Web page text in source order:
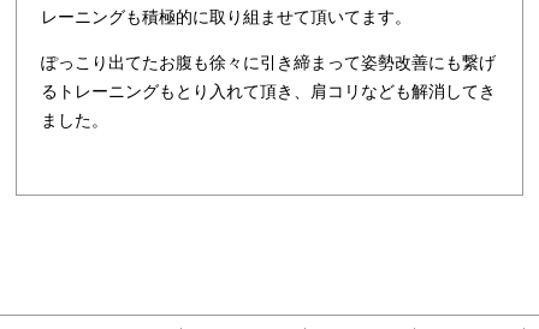
レーニングも積極的に取り組ませて頂いてます。
ぽっこり出てたお腹も徐々に引き締まって姿勢改善にも繋げ
るトレーニングもとり入れて頂き、肩コリなども解消してき
ました。